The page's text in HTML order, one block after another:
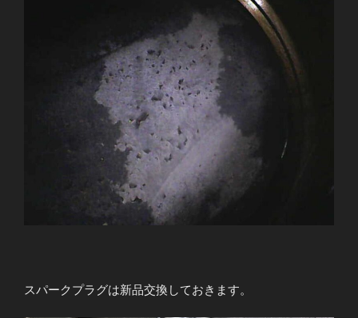
スパークプラグは新品交換しておきます。